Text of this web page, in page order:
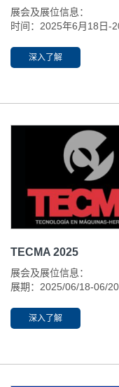
展会及展位信息：
时间：2025年6月18日-
装备未来” 展位号：W2-
深入了解
TECMA 2025
展会及展位信息：
展期：2025/06/18-06/20
举办地址:墨西哥城圣达
展位：761
深入了解